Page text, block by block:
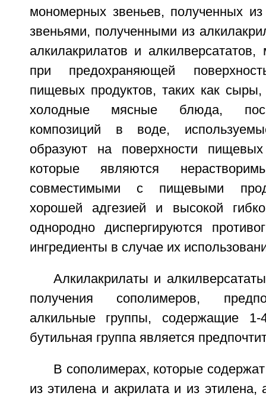
мономерных звеньев, полученных
звеньями, полученными из
алкилакрилатов и алкилверсататов,
при предохраняющей
пищевых продуктов, таких как
холодные мясные блюда,
композиций в воде,
образуют на поверхности
которые являются
совместимыми с пищевыми
хорошей адгезией и высокой
однородно диспергируются
ингредиенты в случае их
Алкилакрилаты и
получения сополимеров,
алкильные группы, содержащие 1-
бутильная группа является
В сополимерах, которые
из этилена и акрилата и из этилена,